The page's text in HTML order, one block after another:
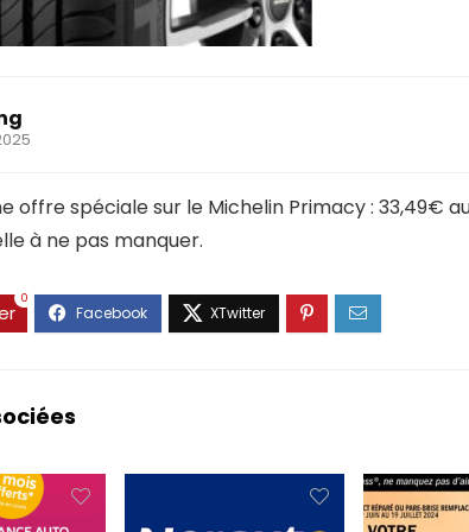
offre spéciale sur le Michelin Primacy : 33,49€
à ne pas manquer.
0
109.99 99.99